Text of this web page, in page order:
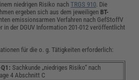
niedrigen Risiko nachTRGS 910. Die
ergeben sich aus dem jeweiligen BT-
emissionsarmen Verfahren nach GefStoffV
in der DGUV Information 201-012 veröffentlicht
für die o. g. Tätigkeiten erforderlich:
Sachkunde „niedriges Risiko“ nach
4 Abschnitt C